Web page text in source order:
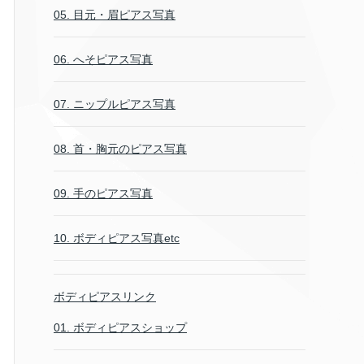
05. 目元・眉ピアス写真
06. へそピアス写真
07. ニップルピアス写真
08. 首・胸元のピアス写真
09. 手のピアス写真
10. ボディピアス写真etc
ボディピアスリンク
01. ボディピアスショップ